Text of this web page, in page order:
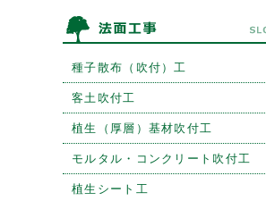
種子散布（吹付）工
客土吹付工
植生（厚層）基材吹付工
モルタル・コンクリート吹付工
植生シート工